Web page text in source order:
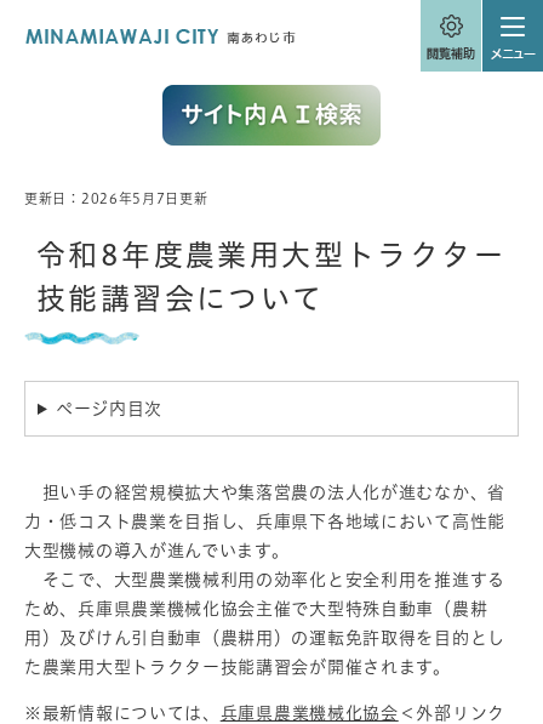
本
更新日：2026年5月7日更新
令和8年度農業用大型トラクター
技能講習会について
ページ内目次
担い手の経営規模拡大や集落営農の法人化が進むなか、省
力・低コスト農業を目指し、兵庫県下各地域において高性能
大型機械の導入が進んでいます。
そこで、大型農業機械利用の効率化と安全利用を推進する
ため、兵庫県農業機械化協会主催で大型特殊自動車（農耕
用）及びけん引自動車（農耕用）の運転免許取得を目的とし
た農業用大型トラクター技能講習会が開催されます。
※最新情報については、 兵庫県農業機械化協会 ＜外部リンク